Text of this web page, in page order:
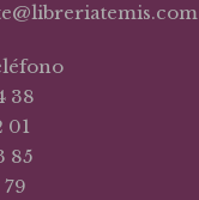
38
01
85
79